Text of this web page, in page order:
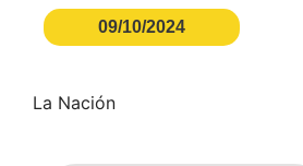
09/10/2024
La Nación